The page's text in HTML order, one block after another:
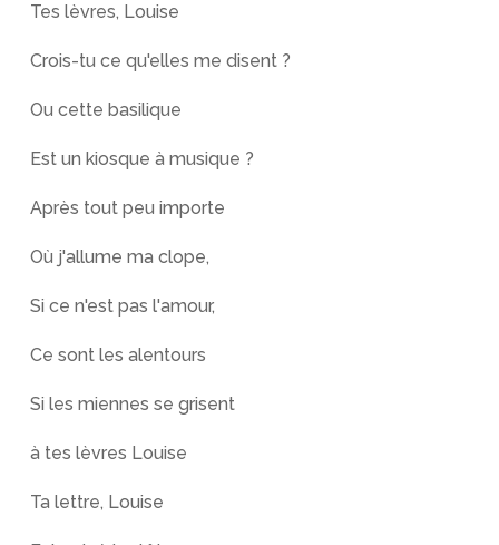
Tes lèvres, Louise
Crois-tu ce qu'elles me disent ?
Ou cette basilique
Est un kiosque à musique ?
Après tout peu importe
Où j'allume ma clope,
Si ce n'est pas l'amour,
Ce sont les alentours
Si les miennes se grisent
à tes lèvres Louise
Ta lettre, Louise